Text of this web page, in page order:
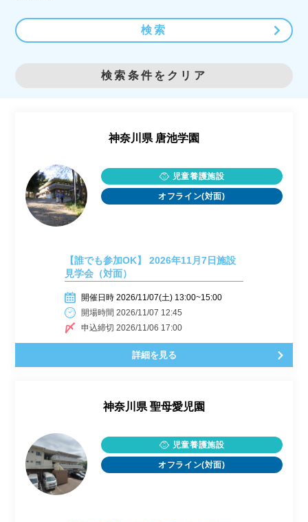
検索
検索条件をクリア
神奈川県 唐池学園
児童養護施設
オフライン(対面)
【誰でも参加OK】 2026年11月7日施設
見学会（対面）
開催日時 2026/11/07(土) 13:00~15:00
開場時間 2026/11/07 12:45
申込締切 2026/11/06 17:00
詳細を見る
神奈川県 聖母愛児園
児童養護施設
オフライン(対面)